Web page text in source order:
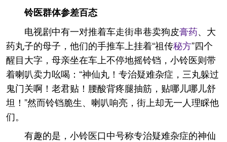
铃医群体参差百态
电视剧中有一对推着车走街串巷卖狗皮膏药、大
药丸子的母子，他们的手推车上挂着“祖传秘方”四个
醒目大字，母亲坐在车上不停地摇铃铛，小铃医则带
着喇叭卖力吆喝：“神仙丸！专治疑难杂症，三丸躲过
鬼门关啊！老君贴！腰酸背疼腿抽筋，贴哪儿哪儿舒
坦！”然而铃铛脆生、喇叭响亮，街上却无一人理睬他
们。
有趣的是，小铃医口中号称专治疑难杂症的神仙